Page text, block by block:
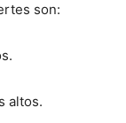
son:
altos.